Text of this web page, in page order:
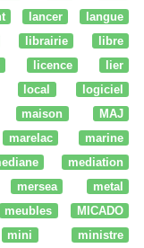
lancer
langue
librairie
libre
licence
lier
local
logiciel
maison
MAJ
marelac
marine
mediation
mersea
metal
meubles
MICADO
mini
ministre